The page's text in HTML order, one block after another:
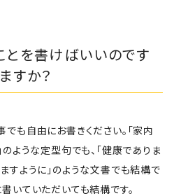
を書けばいいのです
すか？
も自由にお書きください。「家内
のような定型句でも、「健康でありま
すように」のような文書でも結構で
いていただいても結構です。